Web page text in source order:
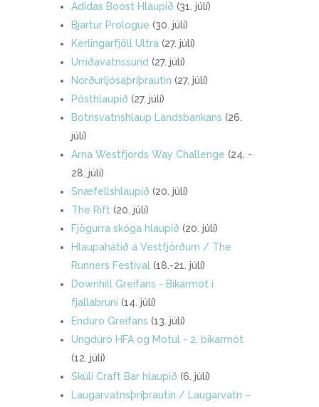
Adidas Boost Hlaupið (31. júlí)
Bjartur Prologue (30. júlí)
Kerlingarfjöll Ultra (27. júlí)
Urriðavatnssund (27. júlí)
Norðurljósaþríþrautin (27. júlí)
Pósthlaupið (27. júlí)
Botnsvatnshlaup Landsbankans (26.
júlí)
Arna Westfjords Way Challenge (24. -
28. júlí)
Snæfellshlaupið (20. júlí)
The Rift (20. júlí)
Fjögurra skóga hlaupið (20. júlí)
Hlaupahátíð á Vestfjörðum / The
Runners Festival (18.-21. júlí)
Downhill Greifans - Bikarmót í
fjallabruni (14. júlí)
Enduro Greifans (13. júlí)
Ungdúró HFA og Motul - 2. bikarmót
(12. júlí)
Skúli Craft Bar hlaupið (6. júlí)
Laugarvatnsþríþrautin / Laugarvatn –